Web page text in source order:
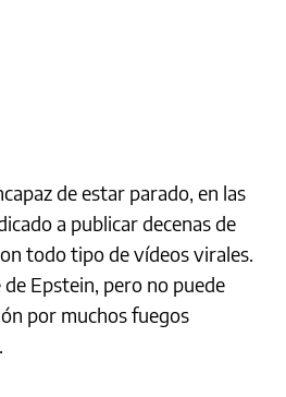
de estar parado, en las
a publicar decenas de
todo tipo de vídeos virales.
Epstein, pero no puede
por muchos fuegos